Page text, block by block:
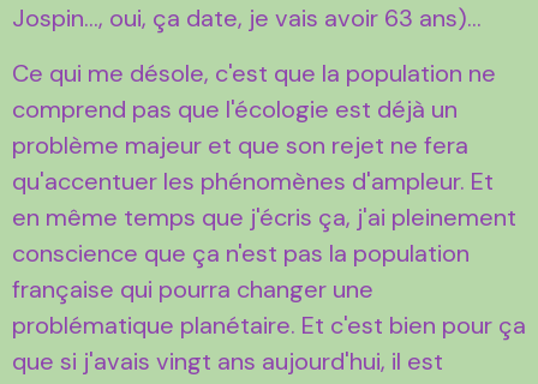
Jospin..., oui, ça date, je vais avoir 63 ans)...
Ce qui me désole, c'est que la population ne
comprend pas que l'écologie est déjà un
problème majeur et que son rejet ne fera
qu'accentuer les phénomènes d'ampleur. Et
en même temps que j'écris ça, j'ai pleinement
conscience que ça n'est pas la population
française qui pourra changer une
problématique planétaire. Et c'est bien pour ça
que si j'avais vingt ans aujourd'hui, il est